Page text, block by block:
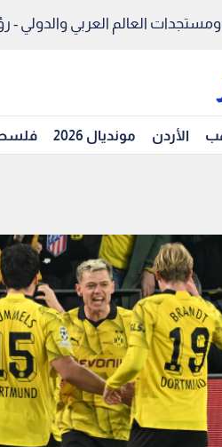
ومستجدات العالم العربي والدولي -
الأردن مونديال 2026